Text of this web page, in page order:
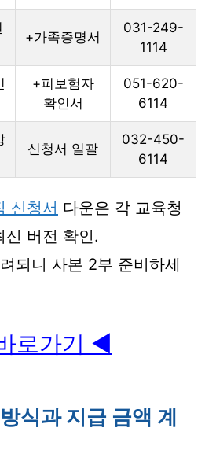
+가족증명서
031-249-
1114
+피보험자
확인서
051-620-
6114
신청서 일괄
032-450-
6114
신청서 다운은 각 교육청
신 버전 확인.
되니 사본 2부 준비하세
로가기 ◀
식과 지급 금액 계